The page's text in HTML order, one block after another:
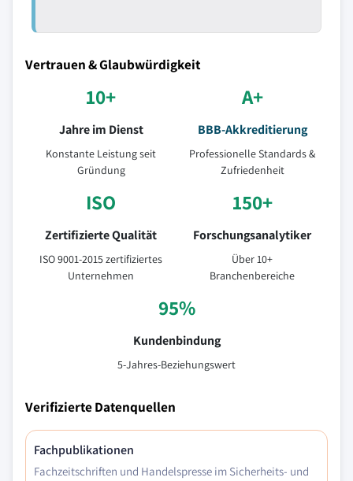
Vertrauen & Glaubwürdigkeit
10+
Jahre im Dienst
Konstante Leistung seit
Gründung
A+
BBB-Akkreditierung
Professionelle Standards &
Zufriedenheit
ISO
Zertifizierte Qualität
ISO 9001-2015 zertifiziertes
Unternehmen
150+
Forschungsanalytiker
Über 10+
Branchenbereiche
95%
Kundenbindung
5-Jahres-Beziehungswert
Verifizierte Datenquellen
Fachpublikationen
Fachzeitschriften und Handelspresse im Sicherheits- und